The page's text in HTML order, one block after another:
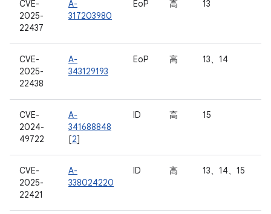
CVE-
2025-
22437
A-
317203980
EoP 高 13
CVE-
2025-
22438
A-
343129193
EoP 高 13、14
CVE-
2024-
49722
A-
341688848
[2]
ID 高 15
CVE-
2025-
22421
A-
338024220
ID 高 13、14、15